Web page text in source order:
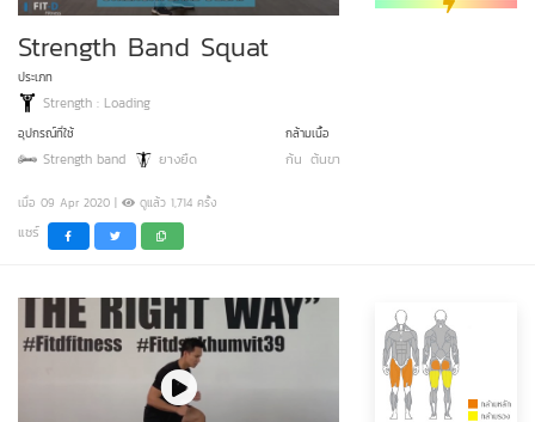
Strength Band Squat
ประเภท
Strength : Loading
อุปกรณ์ที่ใช้
Strength band ยางยืด
กล้ามเนื้อ
ก้น ต้นขา
เมื่อ 09 Apr 2020 | ดูแล้ว 1,714 ครั้ง
แชร์